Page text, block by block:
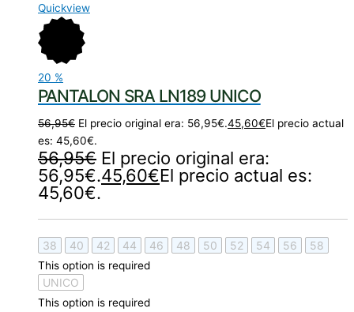
Quickview
20 %
PANTALON SRA LN189 UNICO
56,95€ El precio original era: 56,95€.45,60€El precio actual
es: 45,60€.
56,95€ El precio original era:
56,95€.45,60€El precio actual es:
45,60€.
38 40 42 44 46 48 50 52 54 56 58
This option is required
UNICO
This option is required